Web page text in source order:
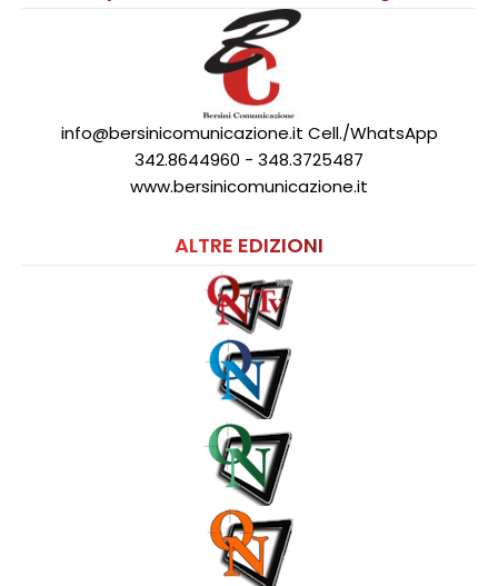
info@bersinicomunicazione.it Cell./WhatsApp
342.8644960 - 348.3725487
www.bersinicomunicazione.it
ALTRE EDIZIONI